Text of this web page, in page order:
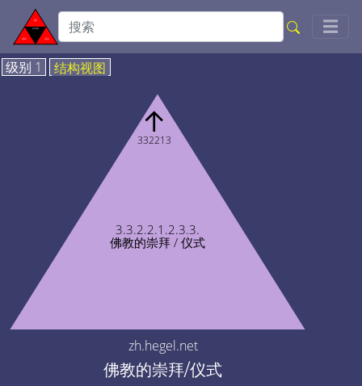
☰
级别 1 结构视图
3.3.2.2.1.2.3.3.
佛教的崇拜 / 仪式
↑
332213
zh.hegel.net
佛教的崇拜/仪式